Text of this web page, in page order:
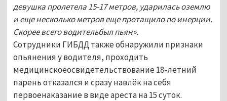
девушка пролетела 15-17 метров, ударилась оземлю
и еще несколько метров еще протащило по инерции.
Скорее всего водительбыл пьян».
Сотрудники ГИБДД также обнаружили признаки
опьянения у водителя, проходить
медицинскоеосвидетельствование 18-летний
парень отказался и сразу навлёк на себя
первоенаказание в виде ареста на 15 суток.